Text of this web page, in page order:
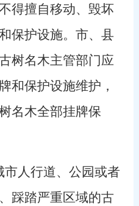
擅自移动、毁坏
保护设施。市、县
树名木主管部门应
和保护设施维护，
名木全部挂牌保
市人行道、公园或者
踩踏严重区域的古